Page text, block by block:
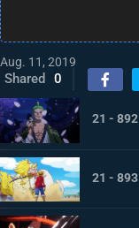
Aug. 11, 2019
Shared 0
21 - 892
21 - 893